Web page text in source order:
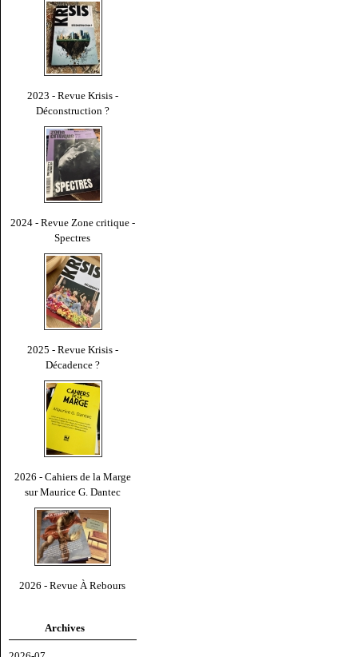
2023 - Revue Krisis -
Déconstruction ?
2024 - Revue Zone critique -
Spectres
2025 - Revue Krisis -
Décadence ?
2026 - Cahiers de la Marge
sur Maurice G. Dantec
2026 - Revue À Rebours
Archives